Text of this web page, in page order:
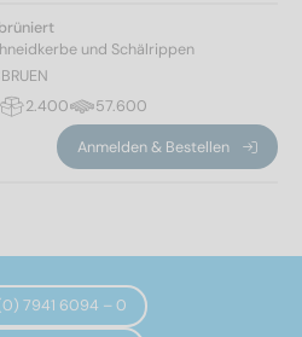
und Schälrippen
2.400 57.600
Anmelden & Bestellen
7941 6094 – 0